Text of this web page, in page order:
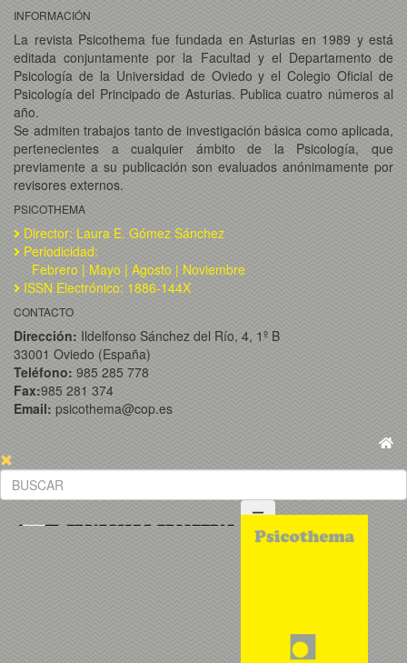
INFORMACIÓN
La revista Psicothema fue fundada en Asturias en 1989 y está
editada conjuntamente por la Facultad y el Departamento de
Psicología de la Universidad de Oviedo y el Colegio Oficial de
Psicología del Principado de Asturias. Publica cuatro números al
año.
Se admiten trabajos tanto de investigación básica como aplicada,
pertenecientes a cualquier ámbito de la Psicología, que
previamente a su publicación son evaluados anónimamente por
revisores externos.
PSICOTHEMA
Director: Laura E. Gómez Sánchez
Periodicidad:
Febrero | Mayo | Agosto | Noviembre
ISSN Electrónico: 1886-144X
CONTACTO
Dirección: Ildelfonso Sánchez del Río, 4, 1º B
33001 Oviedo (España)
Teléfono: 985 285 778
Fax:985 281 374
Email: psicothema@cop.es